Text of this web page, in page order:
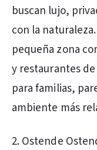
buscan lujo,
con la
pequeña zona
y restaurantes
para familias,
ambiente más
2. Ostende